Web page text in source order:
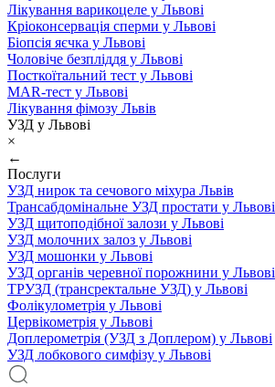
Лікування варикоцеле у Львові
Кріоконсервація сперми у Львові
Біопсія яєчка у Львові
Чоловіче безпліддя у Львові
Посткоїтальний тест у Львові
MAR-тест у Львові
Лікування фімозу Львів
УЗД у Львові
×
←
Послуги
УЗД нирок та сечового міхура Львів
Трансабдомінальне УЗД простати у Львові
УЗД щитоподібної залози у Львові
УЗД молочних залоз у Львові
УЗД мошонки у Львові
УЗД органів черевної порожнини у Львові
ТРУЗД (трансректальне УЗД) у Львові
Фолікулометрія у Львові
Цервікометрія у Львові
Доплерометрія (УЗД з Доплером) у Львові
УЗД лобкового симфізу у Львові